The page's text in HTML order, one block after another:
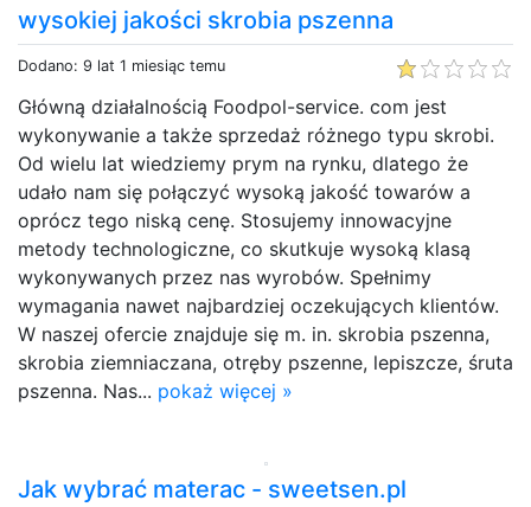
wysokiej jakości skrobia pszenna
Dodano: 9 lat 1 miesiąc temu
Główną działalnością Foodpol-service. com jest
wykonywanie a także sprzedaż różnego typu skrobi.
Od wielu lat wiedziemy prym na rynku, dlatego że
udało nam się połączyć wysoką jakość towarów a
oprócz tego niską cenę. Stosujemy innowacyjne
metody technologiczne, co skutkuje wysoką klasą
wykonywanych przez nas wyrobów. Spełnimy
wymagania nawet najbardziej oczekujących klientów.
W naszej ofercie znajduje się m. in. skrobia pszenna,
skrobia ziemniaczana, otręby pszenne, lepiszcze, śruta
pszenna. Nas... pokaż więcej »
Jak wybrać materac - sweetsen.pl